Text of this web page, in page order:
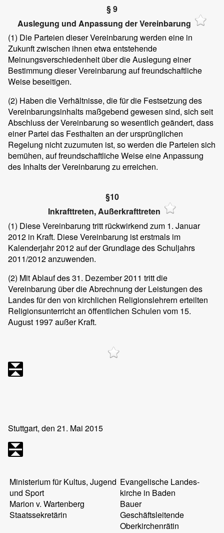
§ 9
Auslegung und Anpassung der Vereinbarung
(1) Die Parteien dieser Vereinbarung werden eine in
Zukunft zwischen ihnen etwa entstehende
Meinungsverschiedenheit über die Auslegung einer
Bestimmung dieser Vereinbarung auf freundschaftliche
Weise beseitigen.
(2) Haben die Verhältnisse, die für die Festsetzung des
Vereinbarungsinhalts maßgebend gewesen sind, sich seit
Abschluss der Vereinbarung so wesentlich geändert, dass
einer Partei das Festhalten an der ursprünglichen
Regelung nicht zuzumuten ist, so werden die Parteien sich
bemühen, auf freundschaftliche Weise eine Anpassung
des Inhalts der Vereinbarung zu erreichen.
§10
Inkrafttreten, Außerkrafttreten
(1) Diese Vereinbarung tritt rückwirkend zum 1. Januar
2012 in Kraft. Diese Vereinbarung ist erstmals im
Kalenderjahr 2012 auf der Grundlage des Schuljahrs
2011/2012 anzuwenden.
(2) Mit Ablauf des 31. Dezember 2011 tritt die
Vereinbarung über die Abrechnung der Leistungen des
Landes für den von kirchlichen Religionslehrern erteilten
Religionsunterricht an öffentlichen Schulen vom 15.
August 1997 außer Kraft.
Stuttgart, den 21. Mai 2015
Ministerium für Kultus, Jugend
und Sport
Marion v. Wartenberg
Staatssekretärin
Evangelische Landes-
kirche in Baden
Bauer
Geschäftsleitende
Oberkirchenrätin